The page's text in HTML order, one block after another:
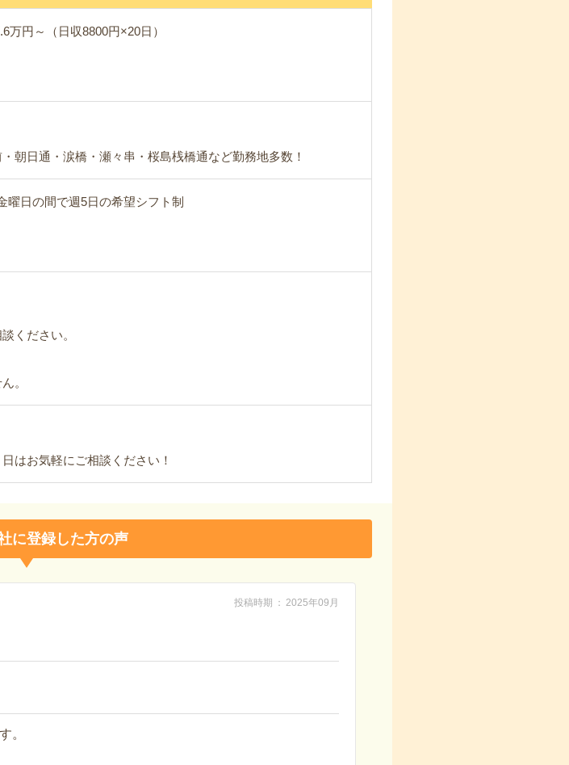
円～（日収8800円×20日）
・朝日通・涙橋・瀬々串・桜島桟橋通など勤務地多数！
曜日の間で週5日の希望シフト制
ください。
。
お気軽にご相談ください！
に登録した方の声
投稿時期 2025年09月
。